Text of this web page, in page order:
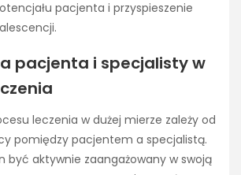
pacjenta i przyspieszenie
pacjenta i specjalisty w
leczenia w dużej mierze zależy od
pomiędzy pacjentem a specjalistą.
być aktywnie zaangażowany w swoją